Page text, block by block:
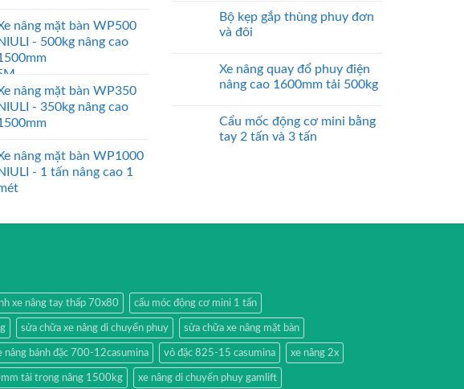
nâng mặt bàn WP500
- 500kg nâng cao
nâng mặt bàn WP350
- 350kg nâng cao
nâng mặt bàn WP1000
- 1 tấn nâng cao 1
Bộ kẹp gắp thùng phuy đơn
và đôi
Xe nâng quay đổ phuy điện
nâng cao 1600mm tải 500kg
Cẩu mốc động cơ mini bằng
tay 2 tấn và 3 tấn
xe nâng tay thấp 70x80 cẩu móc động cơ mini 1 tấn
sửa chữa xe nâng di chuyển phuy sửa chữa xe nâng mặt bàn
nâng bánh đặc 700-12casumina vỏ đặc 825-15 casumina xe nâng 2x
tải trọng nâng 1500kg xe nâng di chuyển phuy gamlift